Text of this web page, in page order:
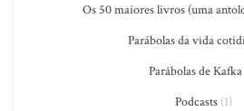
Os 50 maiores livros (uma
Parábolas da vida
Parábolas de Kafka
Podcasts(1)